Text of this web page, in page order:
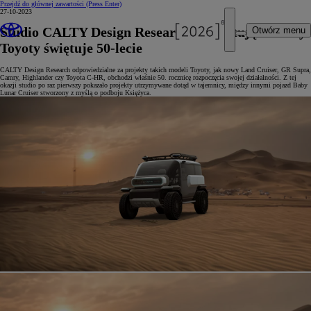
Przejdź do głównej zawartości (Press Enter)
Otwórz menu
27-10-2023
Studio CALTY Design Research projektujące ikony
Toyoty świętuje 50-lecie
CALTY Design Research odpowiedzialne za projekty takich modeli Toyoty, jak nowy Land Cruiser, GR Supra,
Camry, Highlander czy Toyota C-HR, obchodzi właśnie 50. rocznicę rozpoczęcia swojej działalności. Z tej
okazji studio po raz pierwszy pokazało projekty utrzymywane dotąd w tajemnicy, między innymi pojazd Baby
Lunar Cruiser stworzony z myślą o podboju Księżyca.